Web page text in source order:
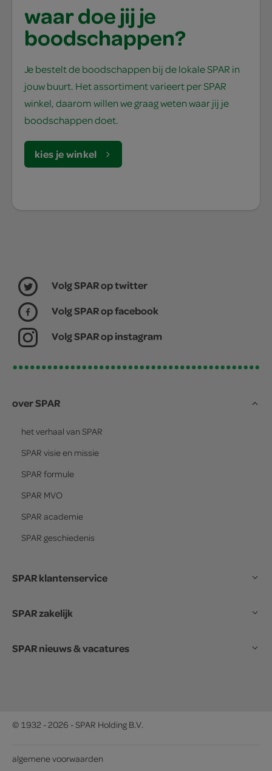
waar doe jij je
boodschappen?
Je bestelt de boodschappen bij de lokale SPAR in
jouw buurt. Het assortiment varieert per SPAR
winkel, daarom willen we graag weten waar jij je
boodschappen doet.
kies je winkel
Volg SPAR op twitter
Volg SPAR op facebook
Volg SPAR op instagram
over SPAR
het verhaal van SPAR
SPAR visie en missie
SPAR formule
SPAR MVO
SPAR academie
SPAR geschiedenis
SPAR klantenservice
SPAR zakelijk
SPAR nieuws & vacatures
© 1932 - 2026 - SPAR Holding B.V.
algemene voorwaarden